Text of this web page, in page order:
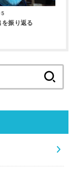
振り返る